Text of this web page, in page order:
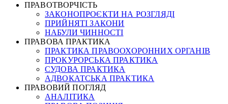
ПРАВОТВОРЧІСТЬ
ЗАКОНОПРОЄКТИ НА РОЗГЛЯДІ
ПРИЙНЯТІ ЗАКОНИ
НАБУЛИ ЧИННОСТІ
ПРАВОВА ПРАКТИКА
ПРАКТИКА ПРАВООХОРОННИХ ОРГАНІВ
ПРОКУРОРСЬКА ПРАКТИКА
СУДОВА ПРАКТИКА
АДВОКАТСЬКА ПРАКТИКА
ПРАВОВИЙ ПОГЛЯД
АНАЛІТИКА